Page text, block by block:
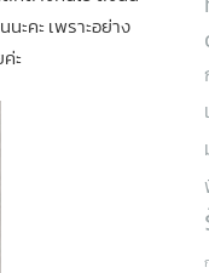
ะคะ เพราะอย่าง
ะ